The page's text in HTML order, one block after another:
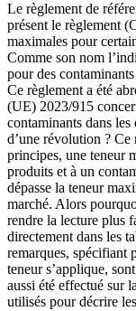
Le règlement de
présent le règlement
maximales pour
Comme son nom
pour des
Ce règlement a été
(UE) 2023/915
contaminants dans
d’une révolution ? Ce
principes, une teneur
produits et à un
dépasse la teneur
marché. Alors
rendre la lecture plus
directement dans les
remarques, spécifiant
teneur s’applique,
aussi été effectué sur
utilisés pour décrire